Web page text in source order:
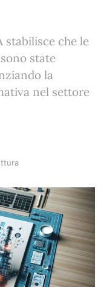
stabilisce che le
state
la
nel settore